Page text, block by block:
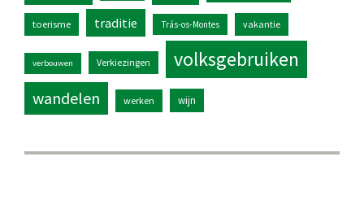
toerisme traditie Trás-os-Montes vakantie
verbouwen Verkiezingen volksgebruiken
wandelen werken wijn